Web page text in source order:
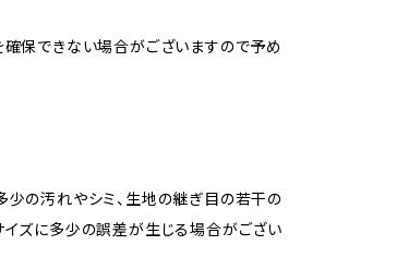
保できない場合がございますので予め
の汚れやシミ、生地の継ぎ目の若干の
イズに多少の誤差が生じる場合がござい